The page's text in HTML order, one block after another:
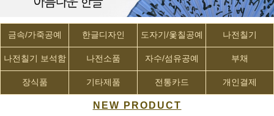
금속/가죽공예 한글디자인 도자기/옻칠공예 나전칠기
나전칠기 보석함 나전소품 자수/섬유공예 부채
장식품 기타제품 전통카드 개인결제
NEW PRODUCT